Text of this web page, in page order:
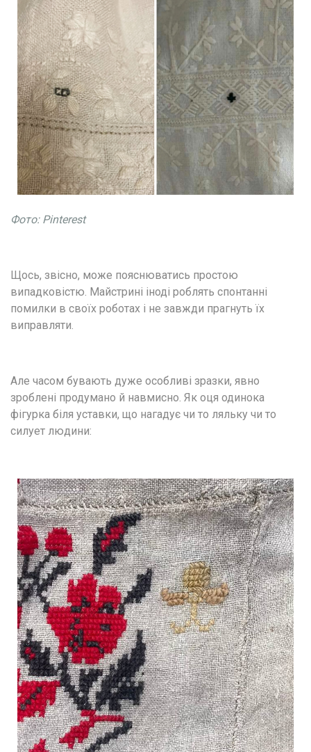
Фото: Pinterest
Щось, звісно, може пояснюватись простою
випадковістю. Майстрині іноді роблять спонтанні
помилки в своїх роботах і не завжди прагнуть їх
виправляти.
Але часом бувають дуже особливі зразки, явно
зроблені продумано й навмисно. Як оця одинока
фігурка біля уставки, що нагадує чи то ляльку чи то
силует людини: